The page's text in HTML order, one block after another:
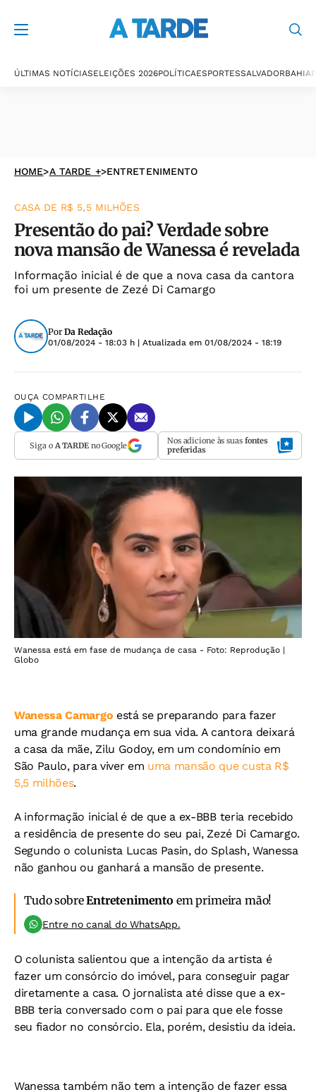
ÚLTIMAS NOTÍCIASELEIÇÕES 2026POLÍTICAESPORTESSALVADORBAHIA
HOME>A TARDE +>ENTRETENIMENTO
CASA DE R$ 5,5 MILHÕES
Presentão do pai? Verdade sobre
nova mansão de Wanessa é revelada
Informação inicial é de que a nova casa da cantora
foi um presente de Zezé Di Camargo
Por Da Redação
01/08/2024 - 18:03 h | Atualizada em 01/08/2024 - 18:19
OUÇA COMPARTILHE
Siga o A TARDEno Google Nos adicione às suas fontes
preferidas
Wanessa está em fase de mudança de casa - Foto: Reprodução |
Globo
Wanessa Camargo está se preparando para fazer
uma grande mudança em sua vida. A cantora deixará
a casa da mãe, Zilu Godoy, em um condomínio em
São Paulo, para viver em uma mansão que custa R$
5,5 milhões.
A informação inicial é de que a ex-BBB teria recebido
a residência de presente do seu pai, Zezé Di Camargo.
Segundo o colunista Lucas Pasin, do Splash, Wanessa
não ganhou ou ganhará a mansão de presente.
Tudo sobreEntretenimento em primeira mão!
Entre no canal do WhatsApp.
O colunista salientou que a intenção da artista é
fazer um consórcio do imóvel, para conseguir pagar
diretamente a casa. O jornalista até disse que a ex-
BBB teria conversado com o pai para que ele fosse
seu fiador no consórcio. Ela, porém, desistiu da ideia.
Wanessa também não tem a intenção de fazer essa